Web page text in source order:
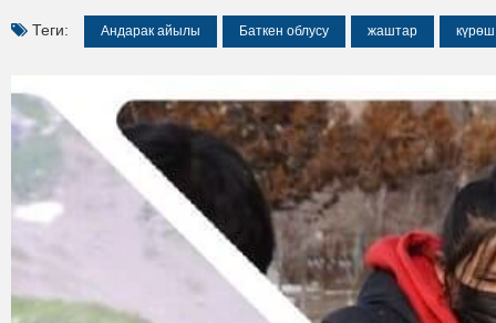
Теги: Андарак айылы Баткен облусу жаштар күрөш